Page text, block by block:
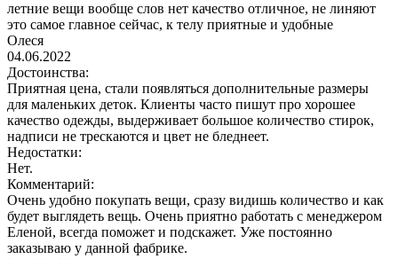
летние вещи вообще слов нет качество отличное, не линяют
это самое главное сейчас, к телу приятные и удобные
Олеся
04.06.2022
Достоинства:
Приятная цена, стали появляться дополнительные размеры
для маленьких деток. Клиенты часто пишут про хорошее
качество одежды, выдерживает большое количество стирок,
надписи не трескаются и цвет не бледнеет.
Недостатки:
Нет.
Комментарий:
Очень удобно покупать вещи, сразу видишь количество и как
будет выглядеть вещь. Очень приятно работать с менеджером
Еленой, всегда поможет и подскажет. Уже постоянно
заказываю у данной фабрике.